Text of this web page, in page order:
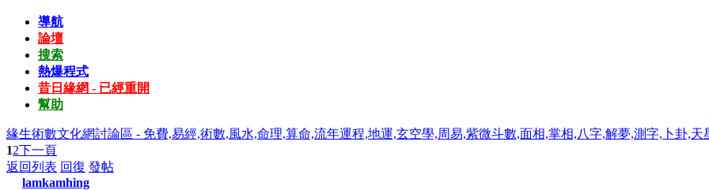
導航
論壇
搜索
熱爆程式
昔日緣網 - 已經重開
幫助
緣生術數文化網討論區 - 免費,易經,術數,風水,命理,算命,流年運程,地運,玄空學,周易,紫微斗數,面相,掌相,八字,解夢,測字,卜卦,
12下一頁
返回列表 回復 發帖
lamkamhing